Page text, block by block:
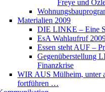
Freye und
Materialien 2009
DIE LINKE – Eine
EsA Wahlaufruf
Essen steht AUF –
Gegenüberstellung
Finanzkrise
WIR AUS Mülheim, unter
fortführen …